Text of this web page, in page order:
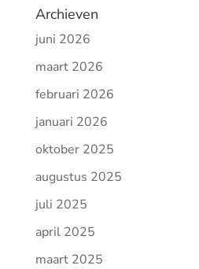
Archieven
juni 2026
maart 2026
februari 2026
januari 2026
oktober 2025
augustus 2025
juli 2025
april 2025
maart 2025